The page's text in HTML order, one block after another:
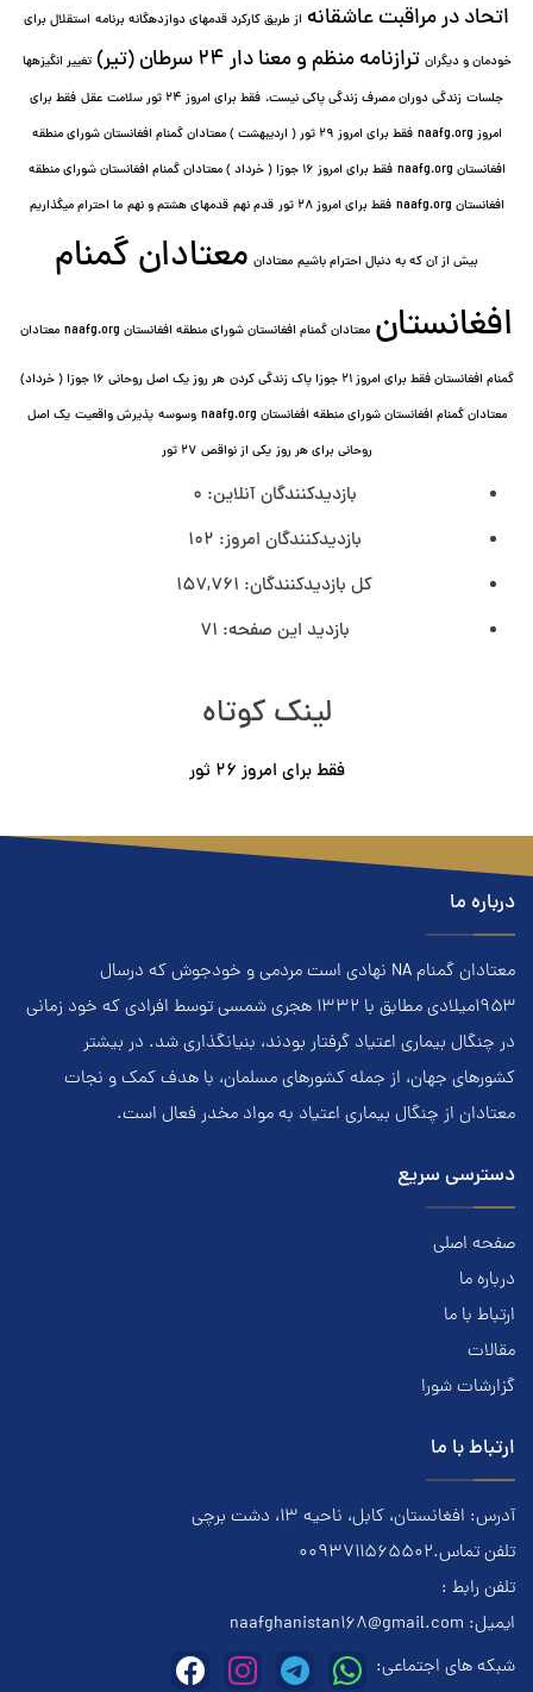
اتحاد در مراقبت عاشقانه از طریق کارکرد قدمهای دوازده⁯گانه برنامه استقلال برای
خودمان و دیگران ترازنامه منظم و معنا دار ٢۴ سرطان (تیر)
تغییر انگیزه⁯ها
جلسات زندگی دوران مصرف زندگی پاکی نیست. فقط برای امروز 24 ثور سلامت عقل
فقط برای
امروز naafg.org
فقط برای امروز ٢٩ ثور ( اردیبهشت ) معتادان گمنام افغانستان شورای منطقه
افغانستان naafg.org
فقط برای امروز ۱۶ جوزا ( خرداد ) معتادان گمنام افغانستان شورای منطقه
افغانستان naafg.org
فقط برای امروز ۲۸ ثور قدم نهم قدمهای هشتم و نهم ما احترام میگذاریم
بیش از آن که به دنبال احترام باشیم معتادان معتادان گمنام
افغانستان معتادان گمنام افغانستان شورای منطقه افغانستان naafg.org معتادان
گمنام افغانستان فقط برای امروز ۲۱ جوزا پاک زندگی کردن
هر روز یک اصل روحانی ۱۶ جوزا ( خرداد)
معتادان گمنام افغانستان شورای منطقه افغانستان naafg.org
وسوسه پذيرش واقعیت یک اصل
روحانی برای هر روز یکی از نواقص ۲۷ ثور
بازدیدکنندگان آنلاین: 0
بازدیدکنندگان امروز: 102
کل بازدیدکنند‌گان: 157,761
بازدید این صفحه: 71
لینک کوتاه
فقط برای امروز ٢۶ ثور
درباره ما
معتادان گمنام NA نهادي است مردمي و خودجوش که درسال
۱۹۵۳ميلادي مطابق با ۱۳۳۲ هجري‌ شمسي توسط افرادي که خود زماني
در چنگال بیماری اعتياد گرفتار بودند، بنيانگذاري شد. در بيشتر
کشور‌هاي جهان، از جمله کشور‌هاي مسلمان، با هدف کمک و نجات
معتادان از چنگال بیماری اعتياد به مواد مخدر فعال است.
دسترسی سریع
صفحه اصلی
درباره ما
ارتباط با ما
مقالات
گزارشات شورا
ارتباط با ما
آدرس: افغانستان، کابل، ناحیه ۱۳، دشت برچی
تلفن تماس.0093711565502
تلفن رابط :
ایمیل: naafghanistan168@gmail.com
شبکه های اجتماعی: